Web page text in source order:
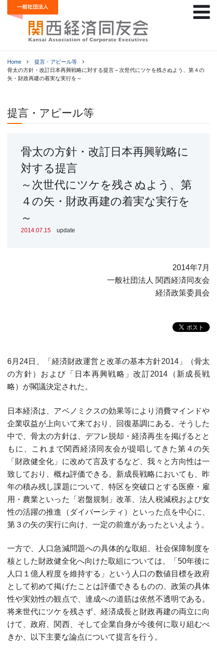
Home
提言・アピール等
骨太の方針・改訂日本再興戦略に対する提言～次世代にツケを残さぬよう、第４の
矢・財政再建の着実な実行を～
提言・アピール等
骨太の方針・改訂日本再興戦略に
対する提言
～次世代にツケを残さぬよう、第
４の矢・財政再建の着実な実行を
～
2014.07.15 update
2014年7月
一般社団法人 関西経済同友会
経済政策委員会
6月24日、「経済財政運営と改革の基本方針2014」（骨太
の方針）および「日本再興戦略」改訂2014（新成長戦
略）が閣議決定された。
日本経済は、アベノミクスの効果等により消費マインドや
企業収益が上向いて来ており、回復基調にある。そうした
中で、骨太の方針は、デフレ脱却・経済再生を掲げるとと
もに、これまで関西経済同友会が提唱してきた第４の矢
「財政健全化」に改めて言及するなど、我々と方向性は一
致しており、概ね評価できる。新成長戦略においても、昨
年の積み残し課題について、特区を突破口とする医療・雇
用・農業といった「岩盤規制」改革、法人税減税および女
性の活躍の推進（ダイバーシティ）といった点を中心に、
第３の矢の実行に向け、一定の前進があったといえよう。
一方で、人口急減問題への具体的な取組、社会保障制度を
核とした財政健全化へ向けた取組については、「50年後に
人口１億人程度を維持する」という人口の数値目標を政府
として初めて掲げたことは評価できるものの、政策の具体
性や実効性の観点で、達成への道筋は依然不透明である。
将来世代にツケを残さず、経済成長と財政再建の両立に向
けて、政府、関西、そして企業自身が今後何に取り組むべ
きか、以下主要な論点について提言を行う。